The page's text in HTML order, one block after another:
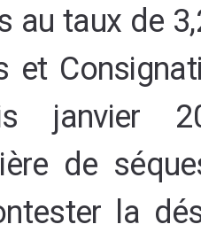
au taux de
et
janvier
de
la